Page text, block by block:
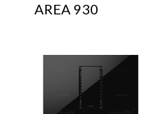
AREA 930